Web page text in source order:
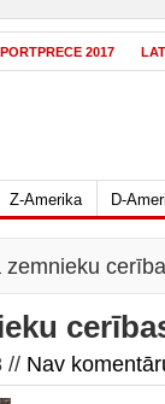
2017
Z-Amerika D-
// Nav